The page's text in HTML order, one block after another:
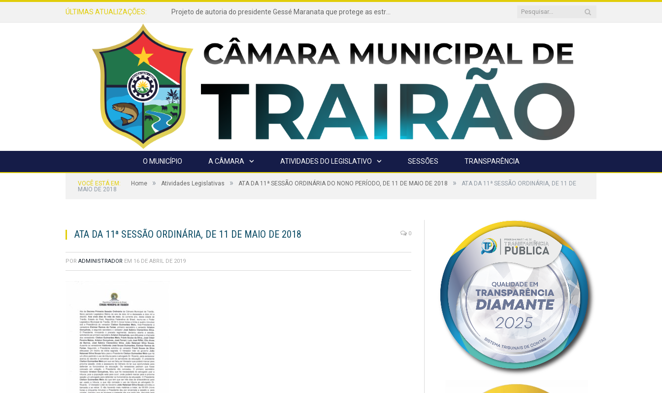
ÚLTIMAS ATUALIZAÇÕES: Projeto de autoria do presidente Gessé Maranata que protege as estradas vicinais de Trairão é transformado em lei
O MUNICÍPIO A CÂMARA ATIVIDADES DO LEGISLATIVO SESSÕES TRANSPARÊNCIA
VOCÊ ESTÁ EM: Home » Atividades Legislativas » ATA DA 11ª SESSÃO ORDINÁRIA DO NONO PERÍODO, DE 11 DE MAIO DE 2018 »
ATA DA 11ª SESSÃO ORDINÁRIA, DE 11 DE
MAIO DE 2018
ATA DA 11ª SESSÃO ORDINÁRIA, DE 11 DE MAIO DE 2018 0
POR ADMINISTRADOR EM 16 DE ABRIL DE 2019